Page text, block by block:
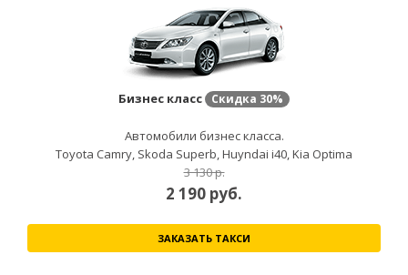
Бизнес класс Скидка 30%
Автомобили бизнес класса.
Toyota Camry, Skoda Superb, Huyndai i40, Kia Optima
3 130 р.
2 190 руб.
ЗАКАЗАТЬ ТАКСИ